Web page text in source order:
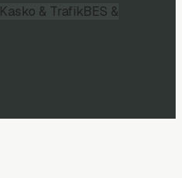
Kasko & TrafikBES &